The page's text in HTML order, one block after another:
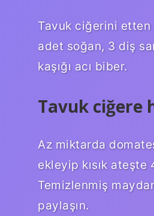
Tavuk ciğerini
adet soğan, 3 diş
kaşığı acı biber.
Tavuk ciğere
Az miktarda
ekleyip kısık
Temizlenmiş
paylaşın.